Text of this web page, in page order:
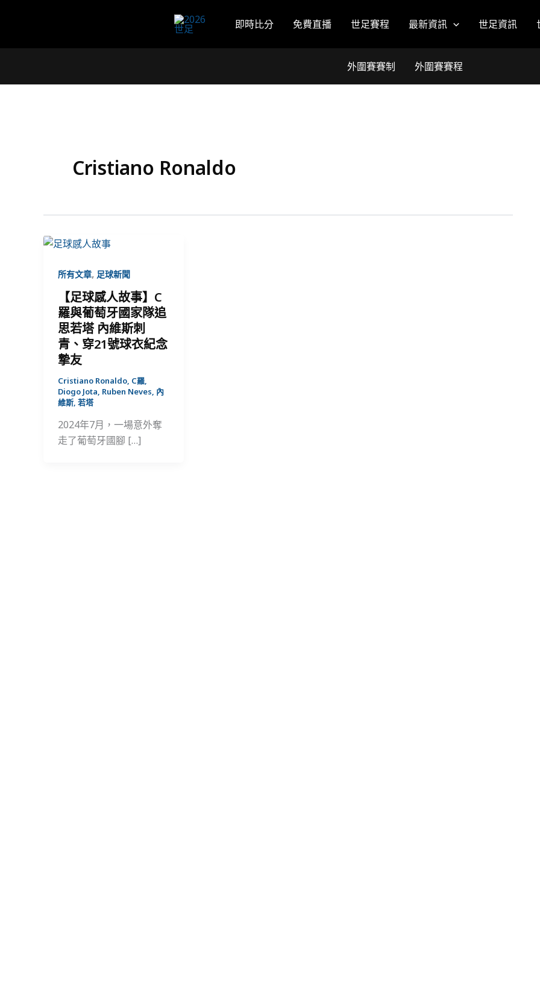
容
即時比分 免費直播 世足賽程 最新資訊 世足資訊
外圍賽賽制 外圍賽賽程
Cristiano Ronaldo
所有文章, 足球新聞
【足球感人故事】C
羅與葡萄牙國家隊追
思若塔 內維斯刺
青、穿21號球衣紀念
摯友
Cristiano Ronaldo C羅
Diogo Jota Ruben Neves 內
維斯 若塔
2024年7月，一場意外奪
走了葡萄牙國腳 […]